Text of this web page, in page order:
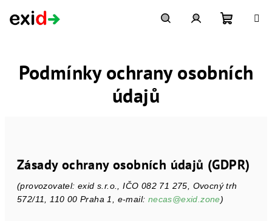
košík
Podmínky ochrany osobních
údajů
Zásady ochrany osobních údajů (GDPR)
(provozovatel: exid s.r.o., IČO 082 71 275, Ovocný trh
572/11, 110 00 Praha 1, e-mail: necas@exid.zone)